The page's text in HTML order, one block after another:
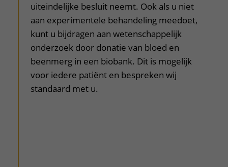
uiteindelijke besluit neemt. Ook als u niet
aan experimentele behandeling meedoet,
kunt u bijdragen aan wetenschappelijk
onderzoek door donatie van bloed en
beenmerg in een biobank. Dit is mogelijk
voor iedere patiënt en bespreken wij
standaard met u.